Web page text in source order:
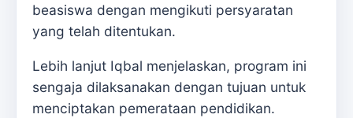
beasiswa dengan mengikuti persyaratan
yang telah ditentukan.
Lebih lanjut Iqbal menjelaskan, program ini
sengaja dilaksanakan dengan tujuan untuk
menciptakan pemerataan pendidikan.